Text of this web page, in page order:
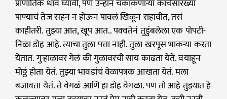
प्राणांतिक धाव घ्यावी, पण उन्हानं चकाकणाऱ्या काचेसारख्या
पाण्याचं तेज सहन न होऊन पावलं खिळून राहावीत, तसं
काहीतरी. तुझ्या आत, खूप आत.. पक्वतेनं तुडुंबलेला एक पोपटी-
निळा डोह आहे. त्याचा तुला पत्ता नाही. तुला खरपूस भाकऱ्या करता
येतात. गुऱ्हाळावर गेलं की गुळावरची साय काढता येते. वयाहून
मोठ्ठं होता येतं. तुझ्या भावडांचं वेळापत्रक आखता येतं. मला
बजावता येतं. ते वेगळं आणि हा डोह वेगळा. पण तो आहे तुझ्यात हे